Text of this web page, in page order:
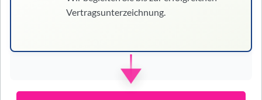
Vertragsunterzeichnung.